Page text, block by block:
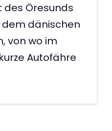
Öresunds
dänischen
von wo im
Autofähre